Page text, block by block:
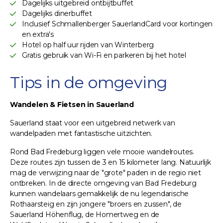
Dagelijks uitgebreid ontbijtbuffet
Dagelijks dinerbuffet
Inclusief Schmallenberger SauerlandCard voor kortingen
en extra's
Hotel op half uur rijden van Winterberg
Gratis gebruik van Wi-Fi en parkeren bij het hotel
Tips in de omgeving
Wandelen & Fietsen in Sauerland
Sauerland staat voor een uitgebreid netwerk van
wandelpaden met fantastische uitzichten.
Rond Bad Fredeburg liggen vele mooie wandelroutes.
Deze routes zijn tussen de 3 en 15 kilometer lang. Natuurlijk
mag de verwijzing naar de "grote" paden in de regio niet
ontbreken. In de directe omgeving van Bad Fredeburg
kunnen wandelaars gemakkelijk de nu legendarische
Rothaarsteig en zijn jongere "broers en zussen", de
Sauerland Höhenflug, de Homertweg en de